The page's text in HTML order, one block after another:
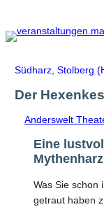
Inhalt
springen
Südharz ,Stolberg
Der
Anderswelt
Eine
Mythenharz
Was Sie schon
getraut haben